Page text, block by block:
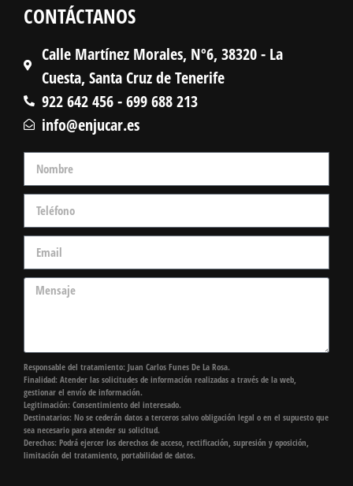
CONTÁCTANOS
Calle Martínez Morales, Nº6, 38320 - La
Cuesta, Santa Cruz de Tenerife
922 642 456 - 699 688 213
info@enjucar.es
Responsable del tratamiento: Juan Carlos Funes De La Rosa.
Finalidad: Atender las solicitudes de información realizadas a través de la web,
gestionar el envío de información.
Legitimación: Consentimiento del interesado.
Destinatarios: No se cederán datos a terceros salvo obligación legal o en el supuesto que
sea necesario para atender su solicitud.
Derechos: Podrá ejercer los derechos de acceso, rectificación, supresión y oposición,
limitación del tratamiento, portabilidad de datos.